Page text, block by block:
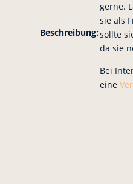
Beschreibung:
gerne.
sie als
sollte
da sie
Bei
eine